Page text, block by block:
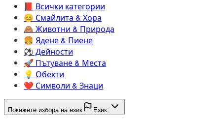
📕️ Всички категории
😊️ Смайлита & Хора
🙈️ Животни & Природа
🍔️ Ядене & Пиене
⚽️ Дейности
🚀️ Пътуване & Места
💡️ Обекти
❤️ Символи & Знаци
Покажете избора на език Език: